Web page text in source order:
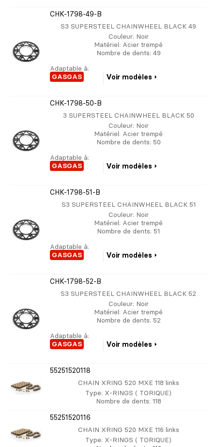
CHK-1798-49-B
S3 SUPERSTEEL CHAINWHEEL BLACK 49
Couleur: Noir
Matériel: Acier trempé
Nombre de dents: 49
Adaptable à:
GASGAS
Voir modèles
CHK-1798-50-B
3 SUPERSTEEL CHAINWHEEL BLACK 50
Couleur: Noir
Matériel: Acier trempé
Nombre de dents: 50
Adaptable à:
GASGAS
Voir modèles
CHK-1798-51-B
S3 SUPERSTEEL CHAINWHEEL BLACK 51
Couleur: Noir
Matériel: Acier trempé
Nombre de dents: 51
Adaptable à:
GASGAS
Voir modèles
CHK-1798-52-B
S3 SUPERSTEEL CHAINWHEEL BLACK 52
Couleur: Noir
Matériel: Acier trempé
Nombre de dents: 52
Adaptable à:
GASGAS
Voir modèles
55251520118
CHAIN XRING 520 MXE 118 links
Type: X-RINGS ( TORIQUE)
Nombre de dents: 118
55251520116
CHAIN XRING 520 MXE 116 links
Type: X-RINGS ( TORIQUE)